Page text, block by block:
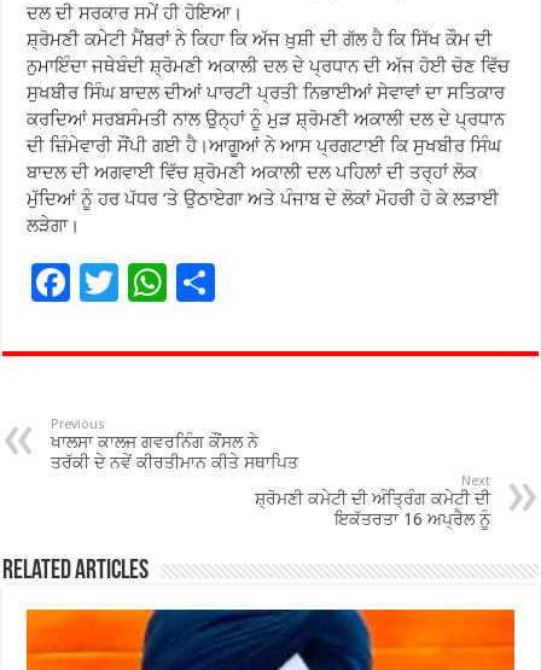
ਦਲ ਦੀ ਸਰਕਾਰ ਸਮੇਂ ਹੀ ਹੋਇਆ।
ਸ਼੍ਰੋਮਣੀ ਕਮੇਟੀ ਮੈਂਬਰਾਂ ਨੇ ਕਿਹਾ ਕਿ ਅੱਜ ਖ਼ੁਸ਼ੀ ਦੀ ਗੱਲ ਹੈ ਕਿ ਸਿੱਖ ਕੌਮ ਦੀ
ਨੁਮਾਇੰਦਾ ਜਥੇਬੰਦੀ ਸ਼੍ਰੋਮਣੀ ਅਕਾਲੀ ਦਲ ਦੇ ਪ੍ਰਧਾਨ ਦੀ ਅੱਜ ਹੋਈ ਚੋਣ ਵਿੱਚ
ਸੁਖਬੀਰ ਸਿੰਘ ਬਾਦਲ ਦੀਆਂ ਪਾਰਟੀ ਪ੍ਰਤੀ ਨਿਭਾਈਆਂ ਸੇਵਾਵਾਂ ਦਾ ਸਤਿਕਾਰ
ਕਰਦਿਆਂ ਸਰਬਸੰਮਤੀ ਨਾਲ ਉਨ੍ਹਾਂ ਨੂੰ ਮੁੜ ਸ਼੍ਰੋਮਣੀ ਅਕਾਲੀ ਦਲ ਦੇ ਪ੍ਰਧਾਨ
ਦੀ ਜ਼ਿੰਮੇਵਾਰੀ ਸੌਂਪੀ ਗਈ ਹੈ।ਆਗੂਆਂ ਨੇ ਆਸ ਪ੍ਰਗਟਾਈ ਕਿ ਸੁਖਬੀਰ ਸਿੰਘ
ਬਾਦਲ ਦੀ ਅਗਵਾਈ ਵਿੱਚ ਸ਼੍ਰੋਮਣੀ ਅਕਾਲੀ ਦਲ ਪਹਿਲਾਂ ਦੀ ਤਰ੍ਹਾਂ ਲੋਕ
ਮੁੱਦਿਆਂ ਨੂੰ ਹਰ ਪੱਧਰ ’ਤੇ ਉਠਾਏਗਾ ਅਤੇ ਪੰਜਾਬ ਦੇ ਲੋਕਾਂ ਮੋਹਰੀ ਹੋ ਕੇ ਲੜਾਈ
ਲੜੇਗਾ।
F
e
o
o
T
tt
W
at
p
p
ar
Previous
ਖਾਲਸਾ ਕਾਲਜ ਗਵਰਨਿੰਗ ਕੌਂਸਲ ਨੇ
ਤਰੱਕੀ ਦੇ ਨਵੇਂ ਕੀਰਤੀਮਾਨ ਕੀਤੇ ਸਥਾਪਿਤ
Next
ਸ਼੍ਰੋਮਣੀ ਕਮੇਟੀ ਦੀ ਅੰਤ੍ਰਿੰਗ ਕਮੇਟੀ ਦੀ
ਇਕੱਤਰਤਾ 16 ਅਪ੍ਰੈਲ ਨੂੰ
Related Articles